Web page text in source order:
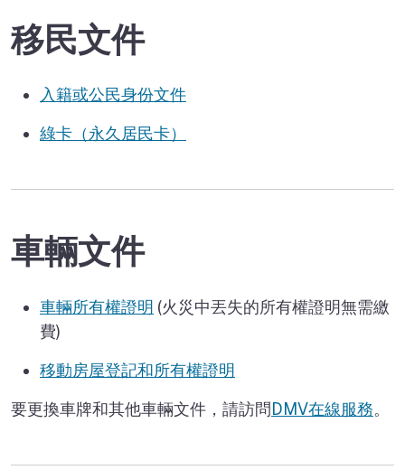
移民文件
入籍或公民身份文件
綠卡（永久居民卡）
車輛文件
車輛所有權證明 (火災中丟失的所有權證明無需繳
費)
移動房屋登記和所有權證明
要更換車牌和其他車輛文件，請訪問 DMV在線服務。